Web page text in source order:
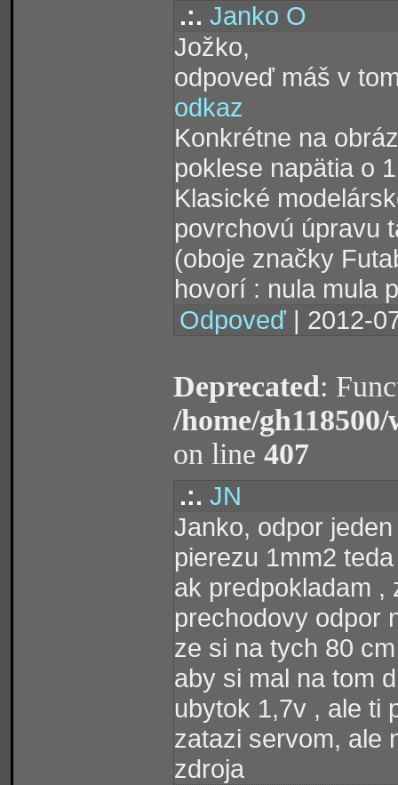
.:. Janko O
Jožko,
odpoveď máš v
odkaz
Konkrétne na
poklese napätia o
Klasické
povrchovú úpravu
(oboje značky
hovorí : nula mula
Odpoveď | 2012-
Deprecated:
/home/
on line 407
.:. JN
Janko, odpor
pierezu 1mm2
ak predpokladam ,
prechodovy odpor
ze si na tych 80
aby si mal na tom
ubytok 1,7v , ale ti
zatazi servom, ale
zdroja